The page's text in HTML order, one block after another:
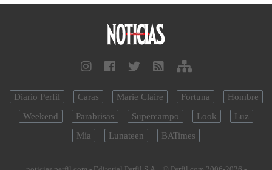
Diario Perfil Caras Marie Claire Fortuna
Hombre
Weekend
Parabrisas Supercampo Look
Luz
Mía
Lunateen BATimes